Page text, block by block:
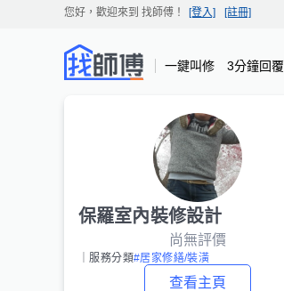
您好，歡迎來到 找師傅 ！ [登入] [註冊]
一鍵叫修 3分鐘回覆
保羅室內裝修設計
尚無評價
｜服務分類#居家修繕/裝潢
查看主頁